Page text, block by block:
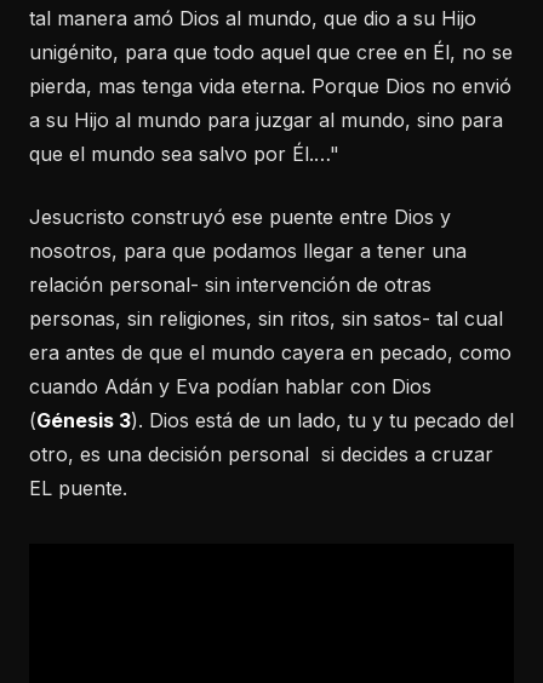
tal manera amó Dios al mundo, que dio a su Hijo
unigénito, para que todo aquel que cree en Él, no se
pierda, mas tenga vida eterna. Porque Dios no envió
a su Hijo al mundo para juzgar al mundo, sino para
que el mundo sea salvo por Él.…"
Jesucristo construyó ese puente entre Dios y
nosotros, para que podamos llegar a tener una
relación personal- sin intervención de otras
personas, sin religiones, sin ritos, sin satos- tal cual
era antes de que el mundo cayera en pecado, como
cuando Adán y Eva podían hablar con Dios
(Génesis 3). Dios está de un lado, tu y tu pecado del
otro, es una decisión personal si decides a cruzar
EL puente.